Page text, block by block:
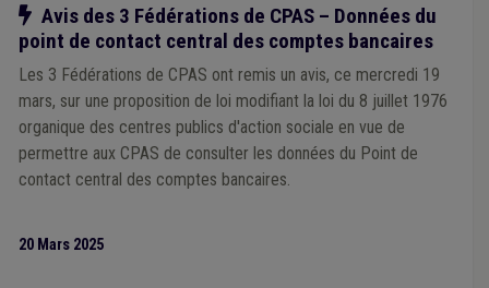
Notre action
Avis des 3 Fédérations de CPAS – Données du
point de contact central des comptes bancaires
Les 3 Fédérations de CPAS ont remis un avis, ce mercredi 19
mars, sur une proposition de loi modifiant la loi du 8 juillet 1976
organique des centres publics d'action sociale en vue de
permettre aux CPAS de consulter les données du Point de
contact central des comptes bancaires.
20 Mars 2025